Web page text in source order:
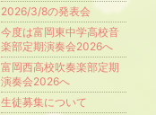
2026/3/8の発表会
今度は富岡東中学高校音
楽部定期演奏会2026へ
富岡西高校吹奏楽部定期
演奏会2026へ
生徒募集について